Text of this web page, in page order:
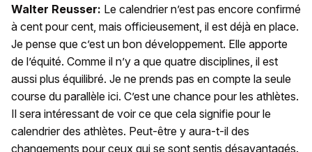
Walter Reusser: Le calendrier n’est pas encore confirmé
à cent pour cent, mais officieusement, il est déjà en place.
Je pense que c’est un bon développement. Elle apporte
de l’équité. Comme il n’y a que quatre disciplines, il est
aussi plus équilibré. Je ne prends pas en compte la seule
course du parallèle ici. C’est une chance pour les athlètes.
Il sera intéressant de voir ce que cela signifie pour le
calendrier des athlètes. Peut-être y aura-t-il des
changements pour ceux qui se sont sentis désavantagés.